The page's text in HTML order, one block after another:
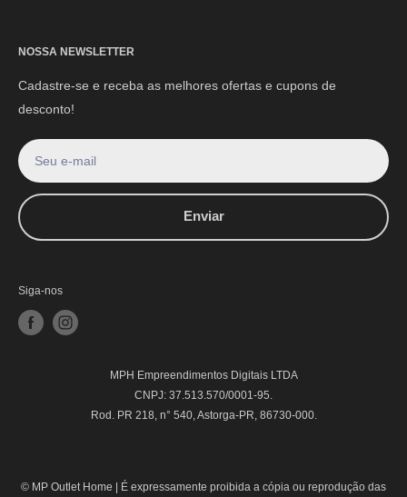
NOSSA NEWSLETTER
Cadastre-se e receba as melhores ofertas e cupons de
desconto!
Seu e-mail
Enviar
Siga-nos
MPH Empreendimentos Digitais LTDA
CNPJ: 37.513.570/0001-95.
Rod. PR 218, n° 540, Astorga-PR, 86730-000.
© MP Outlet Home | É expressamente proibida a cópia ou reprodução das